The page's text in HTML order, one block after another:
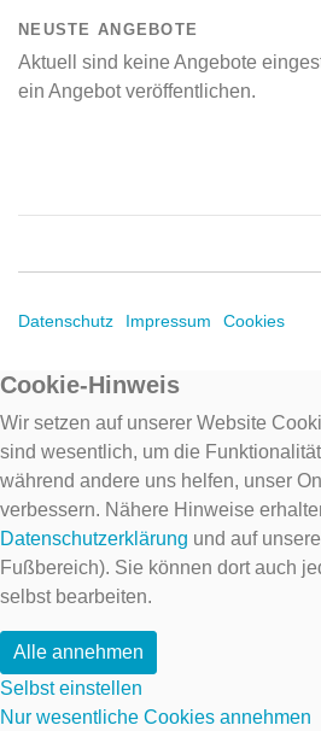
NEUSTE ANGEBOTE
Aktuell sind keine Angebote
ein Angebot veröffentlichen.
Datenschutz Impressum Cookies
Cookie-Hinweis
Wir setzen auf unserer Website
sind wesentlich, um die
während andere uns helfen, unser
verbessern. Nähere Hinweise
Datenschutzerklärung und auf
Fußbereich). Sie können dort auch
selbst bearbeiten.
Alle annehmen
Selbst einstellen
Nur wesentliche Cookies annehmen